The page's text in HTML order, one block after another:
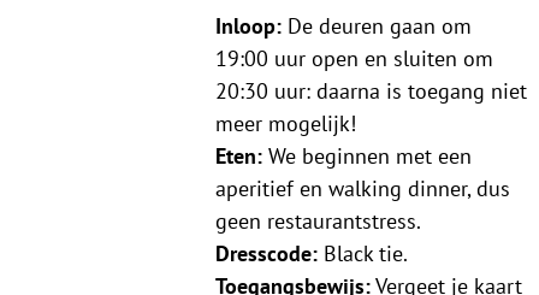
Inloop:De deuren gaan om
19:00 uur open en sluiten om
20:30 uur: daarna is toegang niet
meer mogelijk!
Eten:We beginnen met een
aperitief en walking dinner, dus
geen restaurantstress.
Dresscode:Black tie.
Toegangsbewijs:Vergeet je kaart